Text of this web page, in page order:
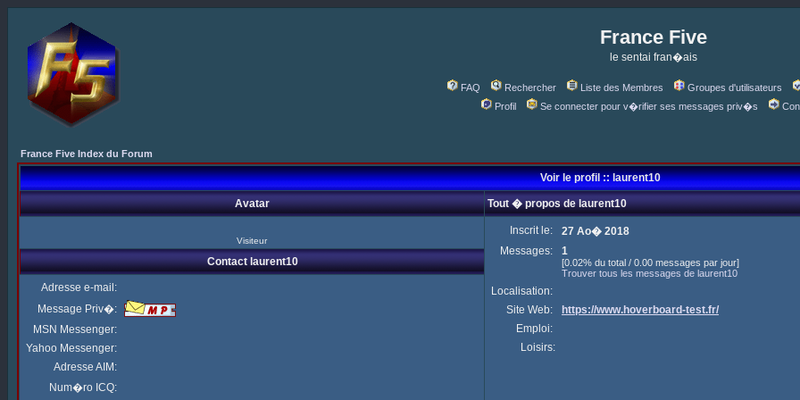
France Five
le sentai fran�ais
FAQ Rechercher Liste des Membres Groupes d'utilisateurs
Profil
Se connecter pour v�rifier ses messages priv�s
France Five Index du Forum
Voir le profil :: laurent10
Avatar Tout � propos de laurent10
Visiteur
Inscrit le:
27 Ao� 2018
Messages:
1
[0.02% du total / 0.00 messages par jour]
Trouver tous les messages de laurent10
Localisation:
Site Web:
https://www.hoverboard-test.fr/
Emploi:
Loisirs:
Contact laurent10
Adresse e-mail:
Message Priv�:
MSN Messenger:
Yahoo Messenger:
Adresse AIM:
Num�ro ICQ: